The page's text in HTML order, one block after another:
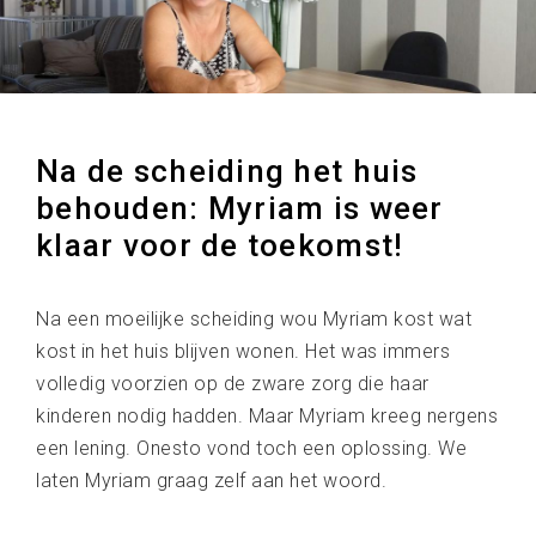
Na de scheiding het huis
behouden: Myriam is weer
klaar voor de toekomst!
Na een moeilijke scheiding wou Myriam kost wat
kost in het huis blijven wonen. Het was immers
volledig voorzien op de zware zorg die haar
kinderen nodig hadden. Maar Myriam kreeg nergens
een lening. Onesto vond toch een oplossing. We
laten Myriam graag zelf aan het woord.